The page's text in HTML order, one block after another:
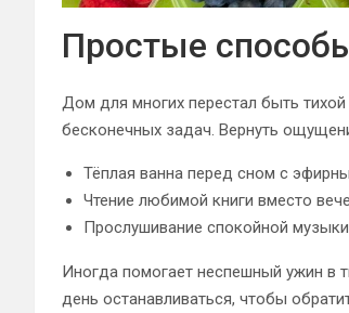
Простые
Дом для многих перестал быть
бесконечных задач. Вернуть
Тёплая ванна перед сном с
Чтение любимой книги вместо
Прослушивание спокойной
Иногда помогает неспешный ужин в
день останавливаться, чтобы